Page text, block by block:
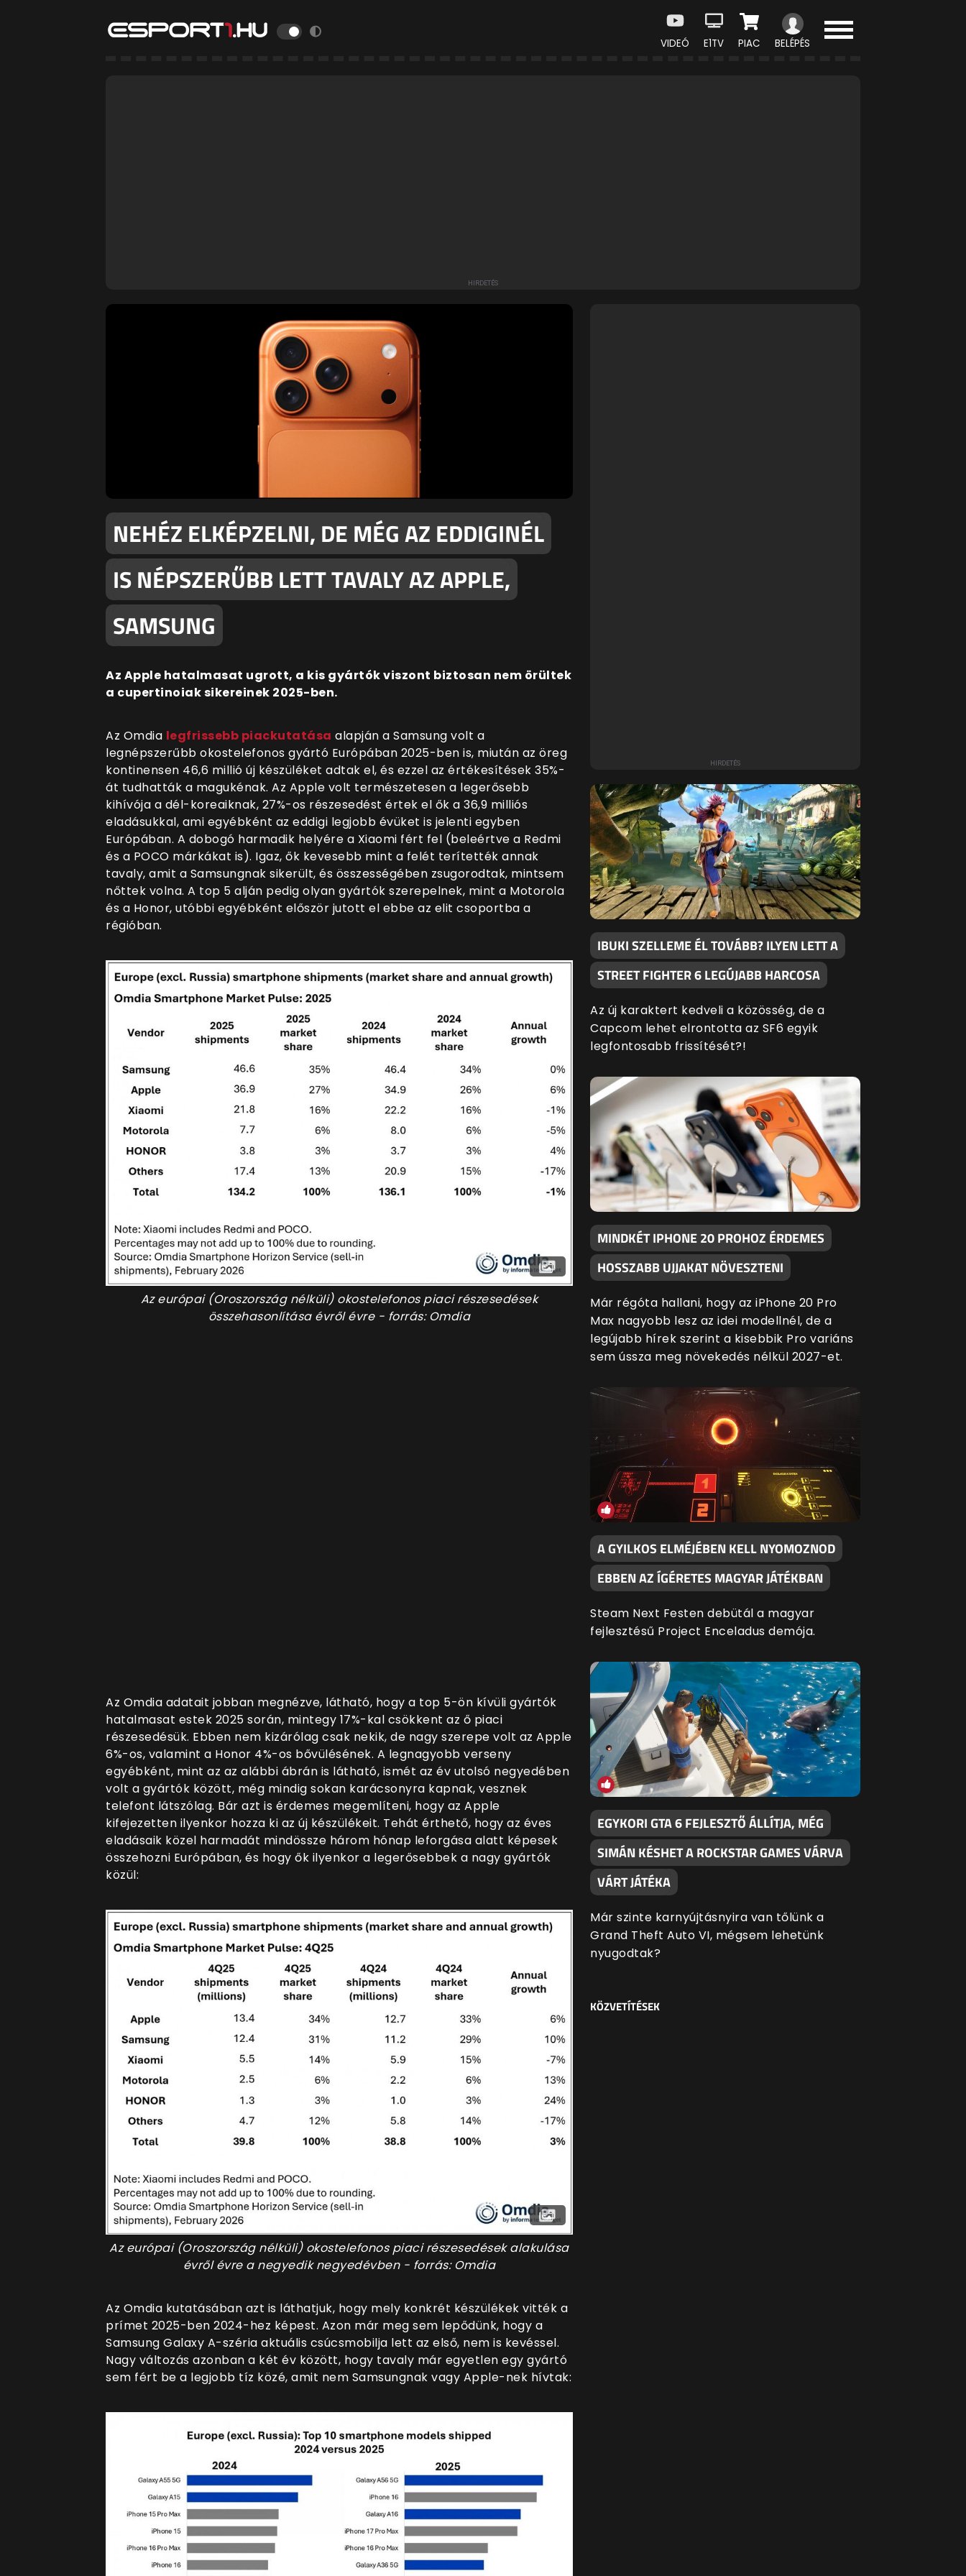
VIDEÓ E1TV PIAC BELÉPÉS
NEHÉZ ELKÉPZELNI, DE MÉG AZ EDDIGINÉL
IS NÉPSZERŰBB LETT TAVALY AZ APPLE,
SAMSUNG
Az Apple hatalmasat ugrott, a kis gyártók viszont biztosan nem örültek
a cupertinoiak sikereinek 2025-ben.
Az Omdia legfrissebb piackutatása alapján a Samsung volt a
legnépszerűbb okostelefonos gyártó Európában 2025-ben is, miután az öreg
kontinensen 46,6 millió új készüléket adtak el, és ezzel az értékesítések 35%-
át tudhatták a magukénak. Az Apple volt természetesen a legerősebb
kihívója a dél-koreaiknak, 27%-os részesedést értek el ők a 36,9 milliós
eladásukkal, ami egyébként az eddigi legjobb évüket is jelenti egyben
Európában. A dobogó harmadik helyére a Xiaomi fért fel (beleértve a Redmi
és a POCO márkákat is). Igaz, ők kevesebb mint a felét terítették annak
tavaly, amit a Samsungnak sikerült, és összességében zsugorodtak, mintsem
nőttek volna. A top 5 alján pedig olyan gyártók szerepelnek, mint a Motorola
és a Honor, utóbbi egyébként először jutott el ebbe az elit csoportba a
régióban.
Az európai (Oroszország nélküli) okostelefonos piaci részesedések
összehasonlítása évről évre - forrás: Omdia
Az Omdia adatait jobban megnézve, látható, hogy a top 5-ön kívüli gyártók
hatalmasat estek 2025 során, mintegy 17%-kal csökkent az ő piaci
részesedésük. Ebben nem kizárólag csak nekik, de nagy szerepe volt az Apple
6%-os, valamint a Honor 4%-os bővülésének. A legnagyobb verseny
egyébként, mint az az alábbi ábrán is látható, ismét az év utolsó negyedében
volt a gyártók között, még mindig sokan karácsonyra kapnak, vesznek
telefont látszólag. Bár azt is érdemes megemlíteni, hogy az Apple
kifejezetten ilyenkor hozza ki az új készülékeit. Tehát érthető, hogy az éves
eladásaik közel harmadát mindössze három hónap leforgása alatt képesek
összehozni Európában, és hogy ők ilyenkor a legerősebbek a nagy gyártók
közül:
Az európai (Oroszország nélküli) okostelefonos piaci részesedések alakulása
évről évre a negyedik negyedévben - forrás: Omdia
Az Omdia kutatásában azt is láthatjuk, hogy mely konkrét készülékek vitték a
prímet 2025-ben 2024-hez képest. Azon már meg sem lepődünk, hogy a
Samsung Galaxy A-széria aktuális csúcsmobilja lett az első, nem is kevéssel.
Nagy változás azonban a két év között, hogy tavaly már egyetlen egy gyártó
sem fért be a legjobb tíz közé, amit nem Samsungnak vagy Apple-nek hívtak:
IBUKI SZELLEME ÉL TOVÁBB? ILYEN LETT A
STREET FIGHTER 6 LEGÚJABB HARCOSA
Az új karaktert kedveli a közösség, de a
Capcom lehet elrontotta az SF6 egyik
legfontosabb frissítését?!
MINDKÉT IPHONE 20 PROHOZ ÉRDEMES
HOSSZABB UJJAKAT NÖVESZTENI
Már régóta hallani, hogy az iPhone 20 Pro
Max nagyobb lesz az idei modellnél, de a
legújabb hírek szerint a kisebbik Pro variáns
sem ússza meg növekedés nélkül 2027-et.
A GYILKOS ELMÉJÉBEN KELL NYOMOZNOD
EBBEN AZ ÍGÉRETES MAGYAR JÁTÉKBAN
Steam Next Festen debütál a magyar
fejlesztésű Project Enceladus demója.
EGYKORI GTA 6 FEJLESZTŐ ÁLLÍTJA, MÉG
SIMÁN KÉSHET A ROCKSTAR GAMES VÁRVA
VÁRT JÁTÉKA
Már szinte karnyújtásnyira van tőlünk a
Grand Theft Auto VI, mégsem lehetünk
nyugodtak?
KÖZVETÍTÉSEK